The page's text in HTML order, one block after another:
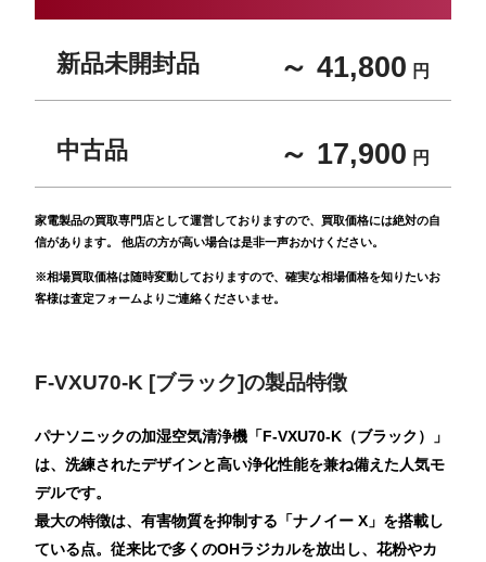
新品未開封品 ～ 41,800 円
中古品 ～ 17,900 円
家電製品の買取専門店として運営しておりますので、買取価格には絶対の自
信があります。 他店の方が高い場合は是非一声おかけください。
※相場買取価格は随時変動しておりますので、確実な相場価格を知りたいお
客様は査定フォームよりご連絡くださいませ。
F-VXU70-K [ブラック]の製品特徴
パナソニックの加湿空気清浄機「F-VXU70-K（ブラック）」
は、洗練されたデザインと高い浄化性能を兼ね備えた人気モ
デルです。
最大の特徴は、有害物質を抑制する「ナノイー X」を搭載し
ている点。従来比で多くのOHラジカルを放出し、花粉やカ